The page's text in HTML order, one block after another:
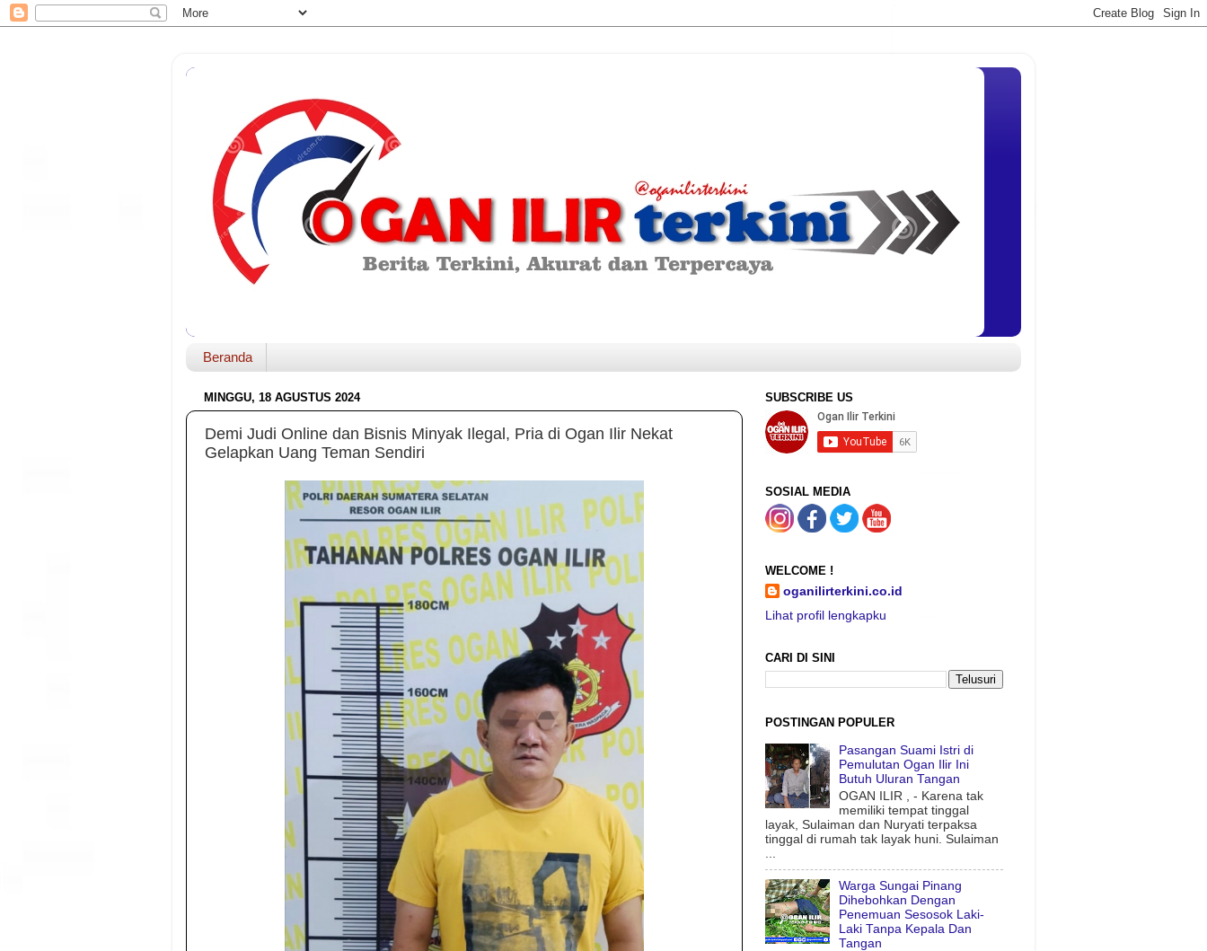
Beranda
MINGGU, 18 AGUSTUS 2024
Demi Judi Online dan Bisnis Minyak Ilegal, Pria di Ogan Ilir Nekat
Gelapkan Uang Teman Sendiri
SUBSCRIBE US
SOSIAL MEDIA
WELCOME !
oganilirterkini.co.id
Lihat profil lengkapku
CARI DI SINI
POSTINGAN POPULER
Pasangan Suami Istri di
Pemulutan Ogan Ilir Ini
Butuh Uluran Tangan
OGAN ILIR , - Karena tak
memiliki tempat tinggal
layak, Sulaiman dan Nuryati terpaksa
tinggal di rumah tak layak huni. Sulaiman
Warga Sungai Pinang
Dihebohkan Dengan
Penemuan Sesosok Laki-
Laki Tanpa Kepala Dan
Tangan